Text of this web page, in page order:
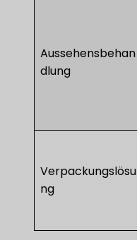
Aussehensbehan
dlung
Verpackungslösu
ng